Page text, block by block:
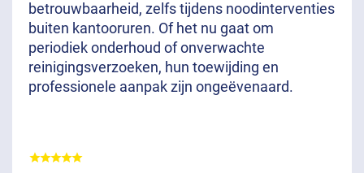
betrouwbaarheid, zelfs tijdens noodinterventies
buiten kantooruren. Of het nu gaat om
periodiek onderhoud of onverwachte
reinigingsverzoeken, hun toewijding en
professionele aanpak zijn ongeëvenaard.